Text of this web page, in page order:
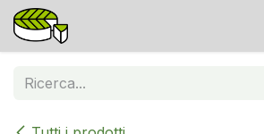
Passa al contenuto